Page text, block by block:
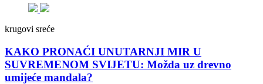
krugovi sreće
KAKO PRONAĆI UNUTARNJI MIR U
SUVREMENOM SVIJETU: Možda uz drevno
umijeće mandala?